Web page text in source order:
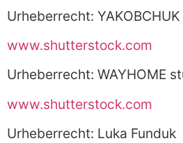
Urheberrecht: YAKOBCHUK
www.shutterstock.com
Urheberrecht: WAYHOME
www.shutterstock.com
Urheberrecht: Luka Funduk